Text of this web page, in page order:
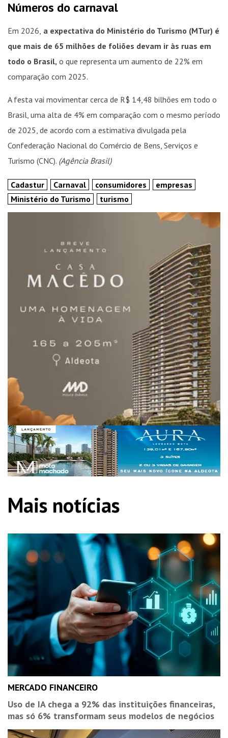
Números do carnaval
Em 2026, a expectativa do Ministério do Turismo (MTur) é
que mais de 65 milhões de foliões devam ir às ruas em
todo o Brasil, o que representa um aumento de 22% em
comparação com 2025.
A festa vai movimentar cerca de R$ 14,48 bilhões em todo o
Brasil, uma alta de 4% em comparação com o mesmo período
de 2025, de acordo com a estimativa divulgada pela
Confederação Nacional do Comércio de Bens, Serviços e
Turismo (CNC). (Agência Brasil)
Cadastur Carnaval consumidores
empresas
Ministério do Turismo
turismo
Mais notícias
MERCADO FINANCEIRO
Uso de IA chega a 92% das instituições financeiras,
mas só 6% transformam seus modelos de negócios